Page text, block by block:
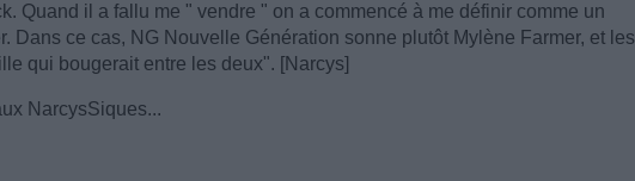
Quand il a fallu me " vendre " on a commencé à me définir comme un
Dans ce cas, NG Nouvelle Génération sonne plutôt Mylène Farmer, et les
qui bougerait entre les deux". [Narcys]
NarcysSiques...